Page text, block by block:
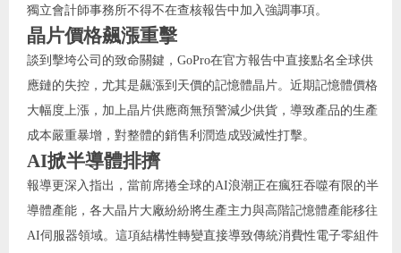
獨立會計師事務所不得不在查核報告中加入強調事項。
晶片價格飆漲重擊
談到擊垮公司的致命關鍵，GoPro在官方報告中直接點名全球供
應鏈的失控，尤其是飆漲到天價的記憶體晶片。近期記憶體價格
大幅度上漲，加上晶片供應商無預警減少供貨，導致產品的生產
成本嚴重暴增，對整體的銷售利潤造成毀滅性打擊。
AI掀半導體排擠
報導更深入指出，當前席捲全球的AI浪潮正在瘋狂吞噬有限的半
導體產能，各大晶片大廠紛紛將生產主力與高階記憶體產能移往
AI伺服器領域。這項結構性轉變直接導致傳統消費性電子零組件